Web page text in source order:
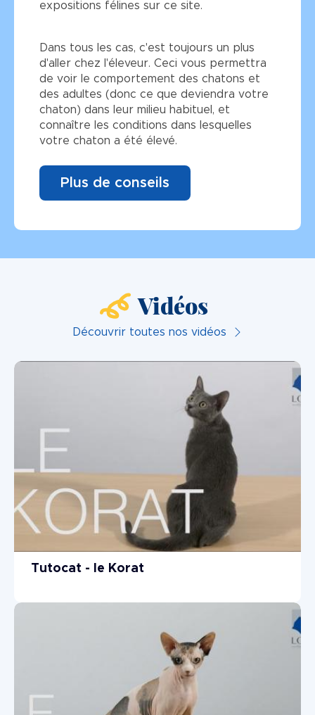
expositions félines sur ce site.
Dans tous les cas, c'est toujours un plus
d'aller chez l'éleveur. Ceci vous permettra
de voir le comportement des chatons et
des adultes (donc ce que deviendra votre
chaton) dans leur milieu habituel, et
connaître les conditions dans lesquelles
votre chaton a été élevé.
Plus de conseils
Vidéos
Découvrir toutes nos vidéos
Tutocat - le Korat